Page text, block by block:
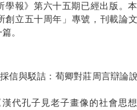
學報》第六十五期已經出版。
創立五十周年」專號，刊載論
。
信與駁詰：荀卿對莊周言辯論
代孔子見老子畫像的社會思